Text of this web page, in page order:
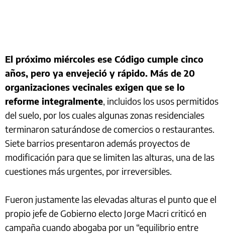
El próximo miércoles ese Código cumple cinco
años, pero ya envejeció y rápido. Más de 20
organizaciones vecinales exigen que se lo
reforme integralmente, incluidos los usos permitidos
del suelo, por los cuales algunas zonas residenciales
terminaron saturándose de comercios o restaurantes.
Siete barrios presentaron además proyectos de
modificación para que se limiten las alturas, una de las
cuestiones más urgentes, por irreversibles.
Fueron justamente las elevadas alturas el punto que el
propio jefe de Gobierno electo Jorge Macri criticó en
campaña cuando abogaba por un “equilibrio entre